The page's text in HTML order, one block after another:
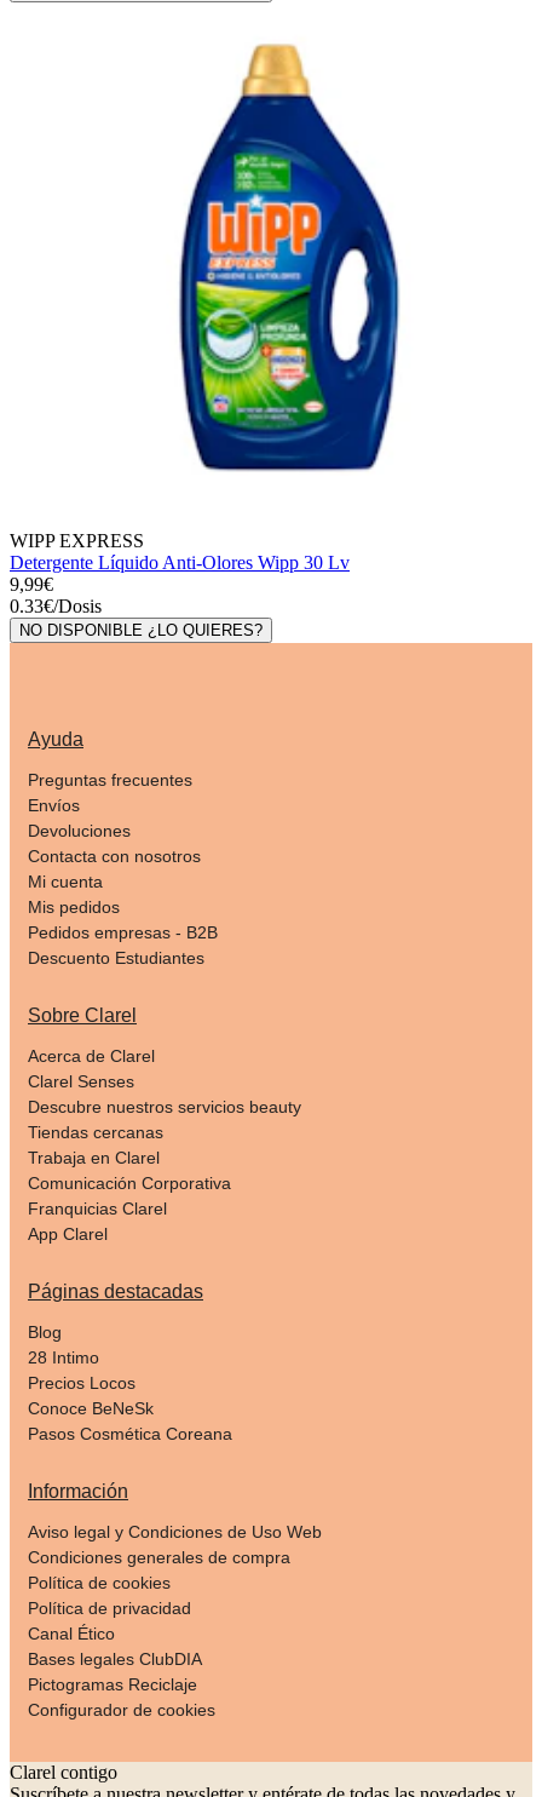
WIPP EXPRESS
Detergente Líquido Anti-Olores Wipp 30 Lv
9,99€
0.33€/Dosis
NO DISPONIBLE ¿LO QUIERES?
Ayuda
Preguntas frecuentes
Envíos
Devoluciones
Contacta con nosotros
Mi cuenta
Mis pedidos
Pedidos empresas - B2B
Descuento Estudiantes
Sobre Clarel
Acerca de Clarel
Clarel Senses
Descubre nuestros servicios beauty
Tiendas cercanas
Trabaja en Clarel
Comunicación Corporativa
Franquicias Clarel
App Clarel
Páginas destacadas
Blog
28 Intimo
Precios Locos
Conoce BeNeSk
Pasos Cosmética Coreana
Información
Aviso legal y Condiciones de Uso Web
Condiciones generales de compra
Política de cookies
Política de privacidad
Canal Ético
Bases legales ClubDIA
Pictogramas Reciclaje
Configurador de cookies
Clarel contigo